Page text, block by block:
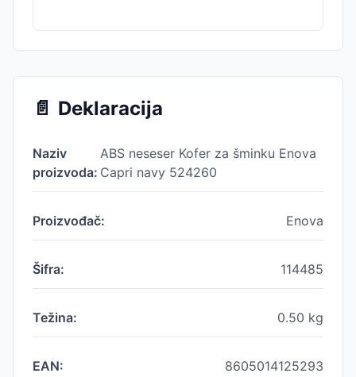
📄 Deklaracija
Naziv
proizvoda:
ABS neseser Kofer za šminku Enova
Capri navy 524260
Proizvođač: Enova
Šifra: 114485
Težina: 0.50 kg
EAN: 8605014125293